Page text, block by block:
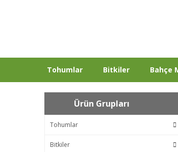
Tohumlar Bitkiler Bahçe
Ürün Grupları
Tohumlar
Bitkiler